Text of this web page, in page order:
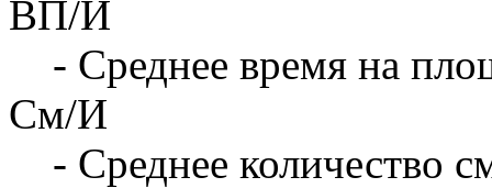
ВП/И
- Среднее время на
См/И
- Среднее количество